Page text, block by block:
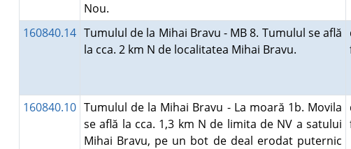
Nou.
160840.14 Tumulul de la Mihai Bravu - MB 8. Tumulul se află
la cca. 2 km N de localitatea Mihai Bravu.
160840.10 Tumulul de la Mihai Bravu - La moară 1b. Movila
se află la cca. 1,3 km N de limita de NV a satului
Mihai Bravu, pe un bot de deal erodat puternic